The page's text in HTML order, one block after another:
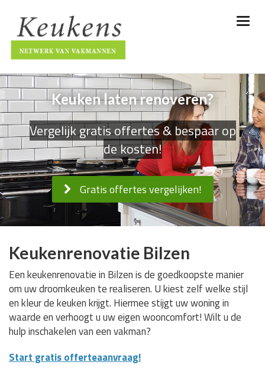
Keuken laten renoveren?
Vergelijk gratis offertes & bespaar op
de kosten!
Gratis offertes vergelijken!
Keukenrenovatie Bilzen
Een keukenrenovatie in Bilzen is de goedkoopste manier
om uw droomkeuken te realiseren. U kiest zelf welke stijl
en kleur de keuken krijgt. Hiermee stijgt uw woning in
waarde en verhoogt u uw eigen wooncomfort! Wilt u de
hulp inschakelen van een vakman?
Start gratis offerteaanvraag!